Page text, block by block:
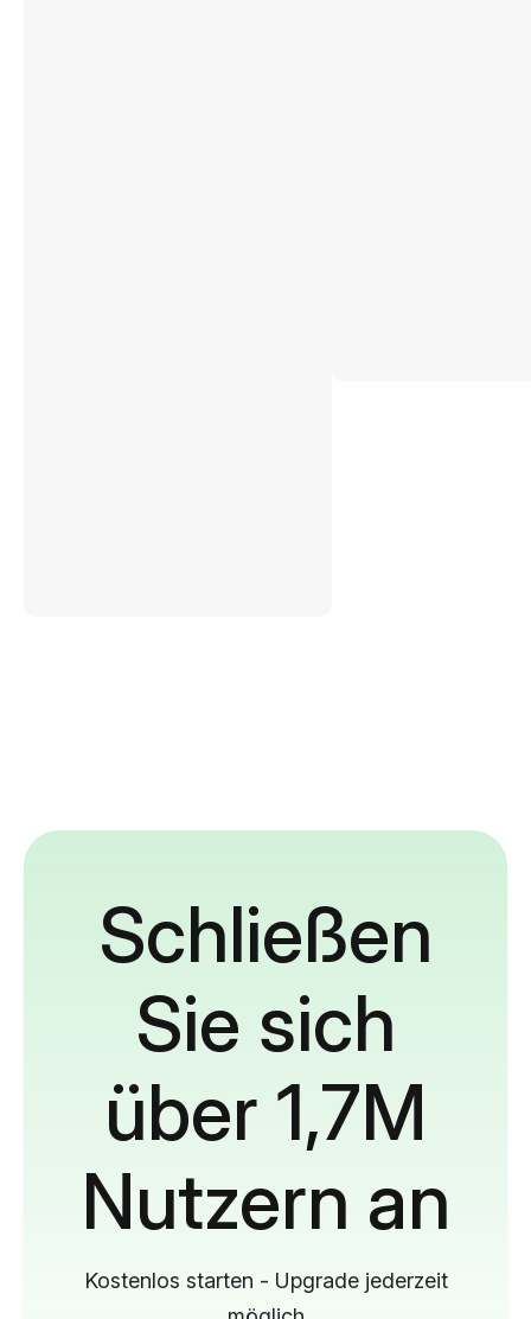
Schließen
Sie sich
über 1,7M
Nutzern an
Kostenlos starten - Upgrade jederzeit